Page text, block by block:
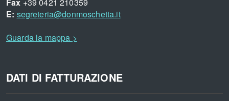
E: segreteria@donmoschetta.it
Guarda la mappa >
DATI DI FATTURAZIONE